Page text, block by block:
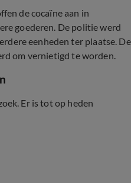
de cocaïne aan in
goederen. De politie werd
eenheden ter plaatse. De
om vernietigd te worden.
Er is tot op heden